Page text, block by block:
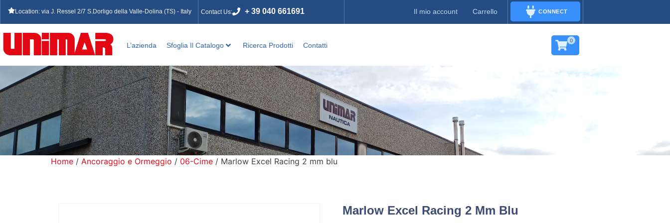
Location: via J. Ressel 2/7 S.Dorligo della Valle-Dolina (TS) - Italy Contact Us: + 39 040 661691 Il mio account Carrello CONNECT
L’azienda Sfoglia Il Catalogo Ricerca Prodotti Contatti
0
Home / Ancoraggio e Ormeggio / 06-Cime / Marlow Excel Racing 2 mm blu
Marlow Excel Racing 2 Mm Blu